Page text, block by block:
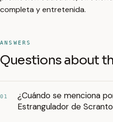
completa y entretenida.
ANSWERS
Questions about
01
¿Cuándo se menciona
Estrangulador de